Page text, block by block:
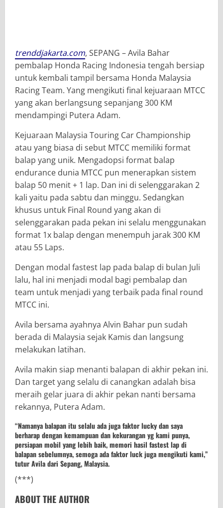
trenddjakarta.com, SEPANG – Avila Bahar
pembalap Honda Racing Indonesia tengah bersiap
untuk kembali tampil bersama Honda Malaysia
Racing Team. Yang mengikuti final kejuaraan MTCC
yang akan berlangsung sepanjang 300 KM
mendampingi Putera Adam.
Kejuaraan Malaysia Touring Car Championship
atau yang biasa di sebut MTCC memiliki format
balap yang unik. Mengadopsi format balap
endurance dunia MTCC pun menerapkan sistem
balap 50 menit + 1 lap. Dan ini di selenggarakan 2
kali yaitu pada sabtu dan minggu. Sedangkan
khusus untuk Final Round yang akan di
selenggarakan pada pekan ini selalu menggunakan
format 1x balap dengan menempuh jarak 300 KM
atau 55 Laps.
Dengan modal fastest lap pada balap di bulan Juli
lalu, hal ini menjadi modal bagi pembalap dan
team untuk menjadi yang terbaik pada final round
MTCC ini.
Avila bersama ayahnya Alvin Bahar pun sudah
berada di Malaysia sejak Kamis dan langsung
melakukan latihan.
Avila makin siap menanti balapan di akhir pekan ini.
Dan target yang selalu di canangkan adalah bisa
meraih gelar juara di akhir pekan nanti bersama
rekannya, Putera Adam.
“Namanya balapan itu selalu ada juga faktor lucky dan saya
berharap dengan kemampuan dan kekurangan yg kami punya,
persiapan mobil yang lebih baik, memori hasil fastest lap di
balapan sebelumnya, semoga ada faktor luck juga mengikuti kami,”
tutur Avila dari Sepang, Malaysia.
(***)
ABOUT THE AUTHOR